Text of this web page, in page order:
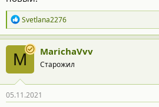
Р
е
а
к
ц
и
и
:
Svetlana2276
M MarichaVvv
Старожил
05.11.2021